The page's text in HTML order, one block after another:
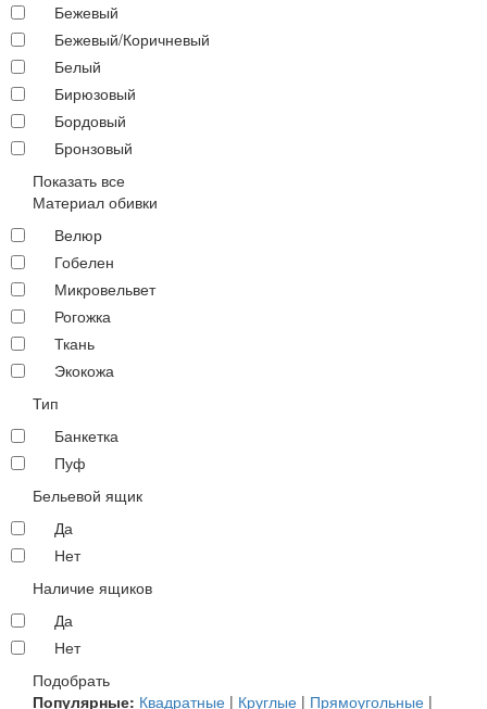
Бежевый
Бежевый/Коричневый
Белый
Бирюзовый
Бордовый
Бронзовый
Показать все
Материал обивки
Велюр
Гобелен
Микровельвет
Рогожка
Ткань
Экокожа
Тип
Банкетка
Пуф
Бельевой ящик
Да
Нет
Наличие ящиков
Да
Нет
Подобрать
Популярные: Квадратные | Круглые | Прямоугольные |